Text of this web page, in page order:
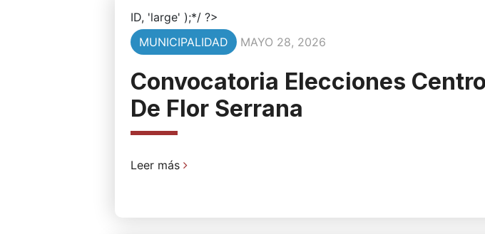
ID, 'large' );*/ ?>
MUNICIPALIDAD
MAYO 28, 2026
Convocatoria Elecciones
De Flor Serrana
Leer más